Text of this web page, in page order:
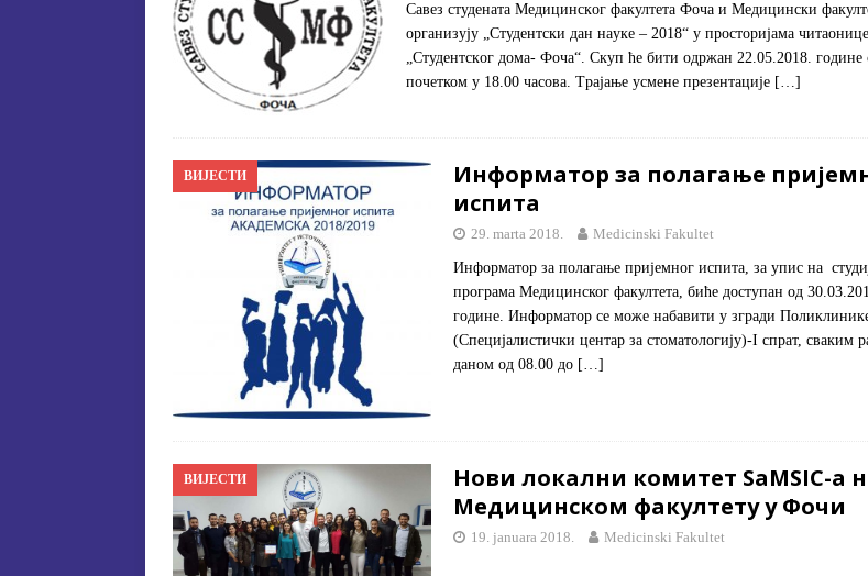
Сaвeз студeнaтa Meдицинскoг фaкултeтa Фoчa и Meдицински
oргaнизуjу „Студeнтски дaн нaукe – 2018“ у прoстoриjaмa читaoницe
„Студeнтскoг дoмa- Фoчa“. Скуп ћe бити одржан 22.05.2018. године
почетком у 18.00 часова. Tрajaњe усмeнe прeзeнтaциje […]
ВИЈЕСТИ
Информатор за полагање
испита
29. marta 2018. Medicinski Fakultet
Информатор за полагање пријемног испита, за упис на
програма Медицинског факултета, биће доступан од
године. Информатор се може набавити у згради
(Специјалистички центар за стоматологију)-I спрат, сваким
даном од 08.00 до […]
ВИЈЕСТИ
Нoви лoкaлни кoмитeт SaMSIC-a
Meдицинскoм фaкултeту у Фoчи
19. januara 2018. Medicinski Fakultet